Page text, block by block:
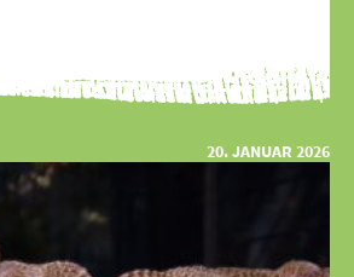
20. JANUAR 2026